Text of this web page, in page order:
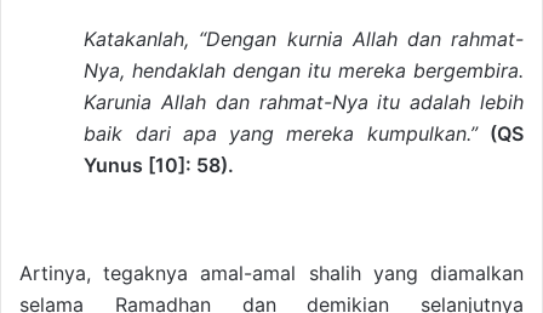
Katakanlah, “Dengan kurnia Allah dan rahmat-
Nya, hendaklah dengan itu mereka bergembira.
Karunia Allah dan rahmat-Nya itu adalah lebih
baik dari apa yang mereka kumpulkan.” (QS
Yunus [10]: 58).
Artinya, tegaknya amal-amal shalih yang diamalkan
selama Ramadhan dan demikian selanjutnya